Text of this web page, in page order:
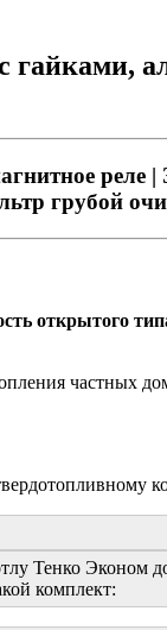
гайками,
реле
грубой
открытого
Тенко Эконом
комплект: